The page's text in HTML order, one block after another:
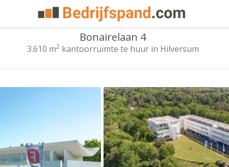
Bonairelaan 4
3.610 m2kantoorruimte te huur in Hilversum